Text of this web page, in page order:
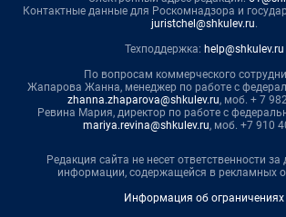
Контактные данные для Роскомнадзора и
juristchel@shkulev.ru.
Техподдержка: help@shkulev.ru
По вопросам коммерческого
Жапарова Жанна, менеджер по работе с
zhanna.zhaparova@shkulev.ru, моб. + 7
Ревина Мария, директор по работе с
mariya.revina@shkulev.ru, моб. +7 910
Редакция сайта не несет ответственности за
информации, содержащейся в рекламных
Информация об ограничениях